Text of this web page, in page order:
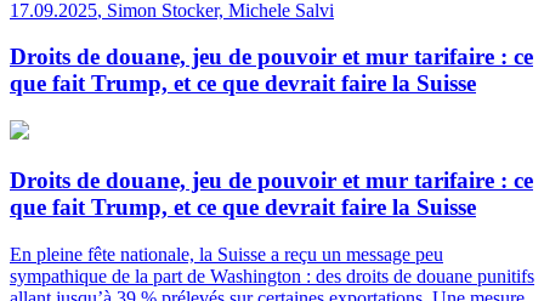
17.09.2025, Simon Stocker, Michele Salvi
Droits de douane, jeu de pouvoir et mur tarifaire : ce
que fait Trump, et ce que devrait faire la Suisse
Droits de douane, jeu de pouvoir et mur tarifaire : ce
que fait Trump, et ce que devrait faire la Suisse
En pleine fête nationale, la Suisse a reçu un message peu
sympathique de la part de Washington : des droits de douane punitifs